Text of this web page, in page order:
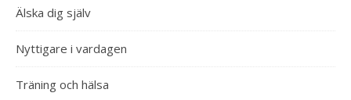
Älska dig själv
Nyttigare i vardagen
Träning och hälsa